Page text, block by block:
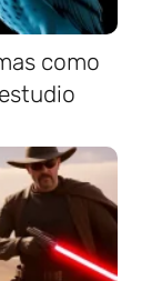
como